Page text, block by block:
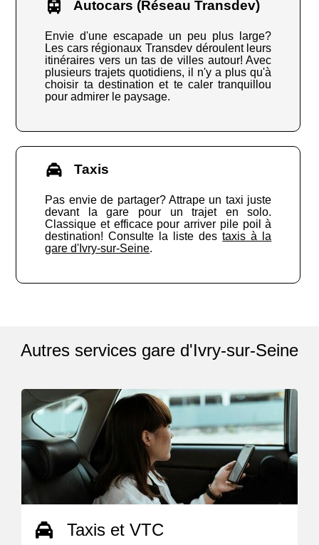
Autocars (Réseau Transdev)
Envie d'une escapade un peu plus large?
Les cars régionaux Transdev déroulent leurs
itinéraires vers un tas de villes autour! Avec
plusieurs trajets quotidiens, il n'y a plus qu'à
choisir ta destination et te caler tranquillou
pour admirer le paysage.
Taxis
Pas envie de partager? Attrape un taxi juste
devant la gare pour un trajet en solo.
Classique et efficace pour arriver pile poil à
destination! Consulte la liste destaxis à la
gare d'Ivry-sur-Seine.
Autres services gare d'Ivry-sur-Seine
Taxis et VTC